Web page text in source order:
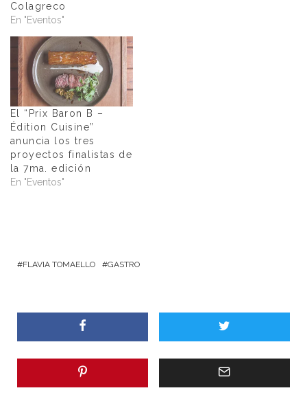
Colagreco
En "Eventos"
El “Prix Baron B –
Édition Cuisine”
anuncia los tres
proyectos finalistas de
la 7ma. edición
En "Eventos"
FLAVIA TOMAELLO GASTRO